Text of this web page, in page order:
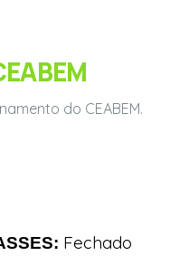
do CEABEM.
Fechado